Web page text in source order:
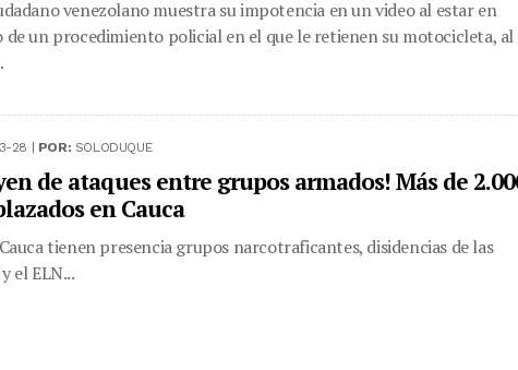
venezolano muestra su impotencia en un video al estar en
de un procedimiento policial en el que le retienen su motocicleta, al
28 | POR: SOLODUQUE
de ataques entre grupos armados! Más de
en Cauca
tienen presencia grupos narcotraficantes, disidencias de las
el ELN...